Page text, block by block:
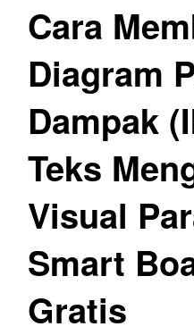
Cara
Diagram
Dampak
Teks
Visual
Smart
Gratis